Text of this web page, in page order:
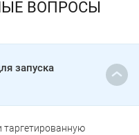
ВОПРОСЫ
запуска
таргетированную